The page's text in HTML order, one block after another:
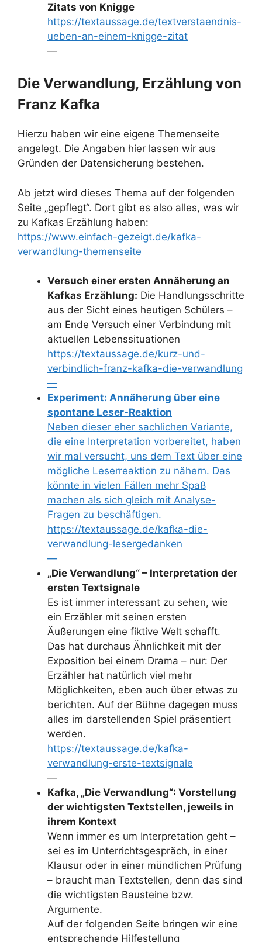
Zitats von Knigge
https://textaussage.de/textverstaendnis-
ueben-an-einem-knigge-zitat
—
Die Verwandlung, Erzählung von
Franz Kafka
Hierzu haben wir eine eigene Themenseite
angelegt. Die Angaben hier lassen wir aus
Gründen der Datensicherung bestehen.
Ab jetzt wird dieses Thema auf der folgenden
Seite „gepflegt“. Dort gibt es also alles, was wir
zu Kafkas Erzählung haben:
https://www.einfach-gezeigt.de/kafka-
verwandlung-themenseite
Versuch einer ersten Annäherung an
Kafkas Erzählung: Die Handlungsschritte
aus der Sicht eines heutigen Schülers –
am Ende Versuch einer Verbindung mit
aktuellen Lebenssituationen
https://textaussage.de/kurz-und-
verbindlich-franz-kafka-die-verwandlung
—
Experiment: Annäherung über eine
spontane Leser-Reaktion
Neben dieser eher sachlichen Variante,
die eine Interpretation vorbereitet, haben
wir mal versucht, uns dem Text über eine
mögliche Leserreaktion zu nähern. Das
könnte in vielen Fällen mehr Spaß
machen als sich gleich mit Analyse-
Fragen zu beschäftigen.
https://textaussage.de/kafka-die-
verwandlung-lesergedanken
—
„Die Verwandlung“ – Interpretation der
ersten Textsignale
Es ist immer interessant zu sehen, wie
ein Erzähler mit seinen ersten
Äußerungen eine fiktive Welt schafft.
Das hat durchaus Ähnlichkeit mit der
Exposition bei einem Drama – nur: Der
Erzähler hat natürlich viel mehr
Möglichkeiten, eben auch über etwas zu
berichten. Auf der Bühne dagegen muss
alles im darstellenden Spiel präsentiert
werden.
https://textaussage.de/kafka-
verwandlung-erste-textsignale
—
Kafka, „Die Verwandlung“: Vorstellung
der wichtigsten Textstellen, jeweils in
ihrem Kontext
Wenn immer es um Interpretation geht –
sei es im Unterrichtsgespräch, in einer
Klausur oder in einer mündlichen Prüfung
– braucht man Textstellen, denn das sind
die wichtigsten Bausteine bzw.
Argumente.
Auf der folgenden Seite bringen wir eine
entsprechende Hilfestellung